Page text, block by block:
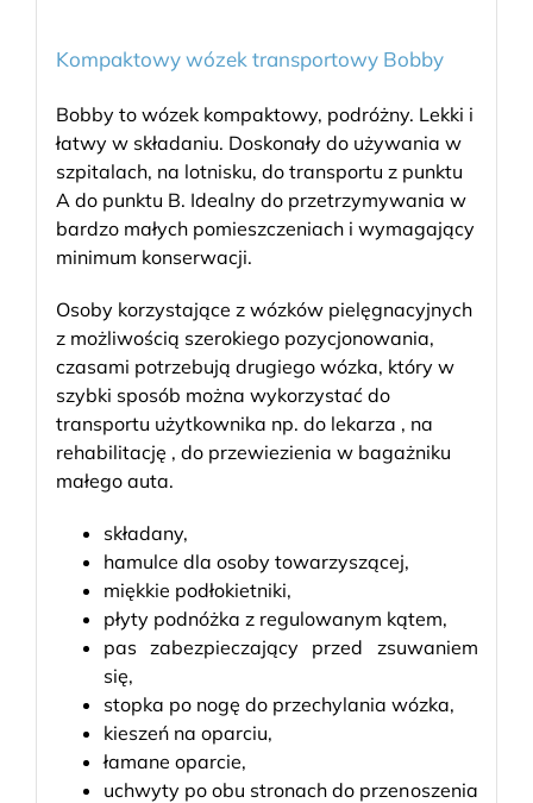
Kompaktowy wózek transportowy Bobby
Bobby to wózek kompaktowy, podróżny. Lekki i
łatwy w składaniu. Doskonały do używania w
szpitalach, na lotnisku, do transportu z punktu
A do punktu B. Idealny do przetrzymywania w
bardzo małych pomieszczeniach i wymagający
minimum konserwacji.
Osoby korzystające z wózków pielęgnacyjnych
z możliwością szerokiego pozycjonowania,
czasami potrzebują drugiego wózka, który w
szybki sposób można wykorzystać do
transportu użytkownika np. do lekarza , na
rehabilitację , do przewiezienia w bagażniku
małego auta.
składany,
hamulce dla osoby towarzyszącej,
miękkie podłokietniki,
płyty podnóżka z regulowanym kątem,
pas zabezpieczający przed zsuwaniem
się,
stopka po nogę do przechylania wózka,
kieszeń na oparciu,
łamane oparcie,
uchwyty po obu stronach do przenoszenia